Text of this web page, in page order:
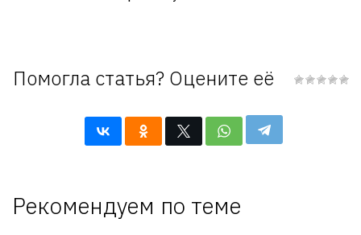
Помогла статья? Оцените её
Рекомендуем по теме